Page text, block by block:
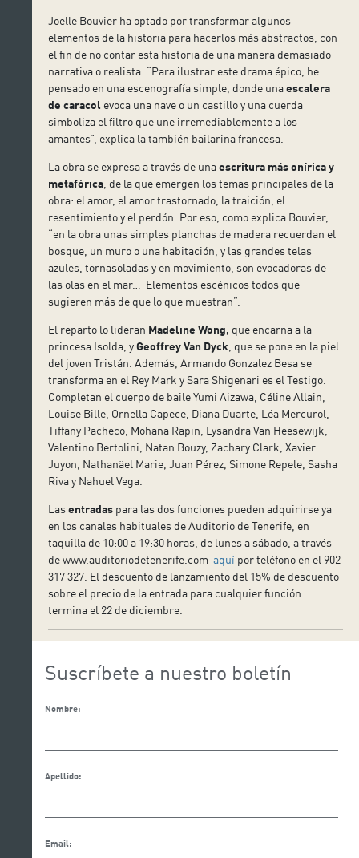
Joëlle Bouvier ha optado por transformar algunos
elementos de la historia para hacerlos más abstractos, con
el fin de no contar esta historia de una manera demasiado
narrativa o realista. “Para ilustrar este drama épico, he
pensado en una escenografía simple, donde unaescalera
de caracol evoca una nave o un castillo y una cuerda
simboliza el filtro que une irremediablemente a los
amantes”, explica la también bailarina francesa.
La obra se expresa a través de unaescritura más onírica y
metafórica , de la que emergen los temas principales de la
obra: el amor, el amor trastornado, la traición, el
resentimiento y el perdón. Por eso, como explica Bouvier,
“en la obra unas simples planchas de madera recuerdan el
bosque, un muro o una habitación, y las grandes telas
azules, tornasoladas y en movimiento, son evocadoras de
las olas en el mar… Elementos escénicos todos que
sugieren más de que lo que muestran”.
El reparto lo lideran Madeline Wong, que encarna a la
princesa Isolda, yGeoffrey Van Dyck , que se pone en la piel
del joven Tristán. Además, Armando Gonzalez Besa se
transforma en el Rey Mark y Sara Shigenari es el Testigo.
Completan el cuerpo de baile Yumi Aizawa, Céline Allain,
Louise Bille, Ornella Capece, Diana Duarte, Léa Mercurol,
Tiffany Pacheco, Mohana Rapin, Lysandra Van Heesewijk,
Valentino Bertolini, Natan Bouzy, Zachary Clark, Xavier
Juyon, Nathanäel Marie, Juan Pérez, Simone Repele, Sasha
Riva y Nahuel Vega.
Lasentradas para las dos funciones pueden adquirirse ya
en los canales habituales de Auditorio de Tenerife, en
taquilla de 10:00 a 19:30 horas, de lunes a sábado, a través
de www.auditoriodetenerife.comaquí por teléfono en el 902
317 327. El descuento de lanzamiento del 15% de descuento
sobre el precio de la entrada para cualquier función
termina el 22 de diciembre.
Suscríbete a nuestro boletín
Nombre:
Apellido:
Email: